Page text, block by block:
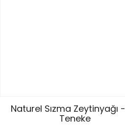
Naturel Sızma Zeytinyağı
Teneke